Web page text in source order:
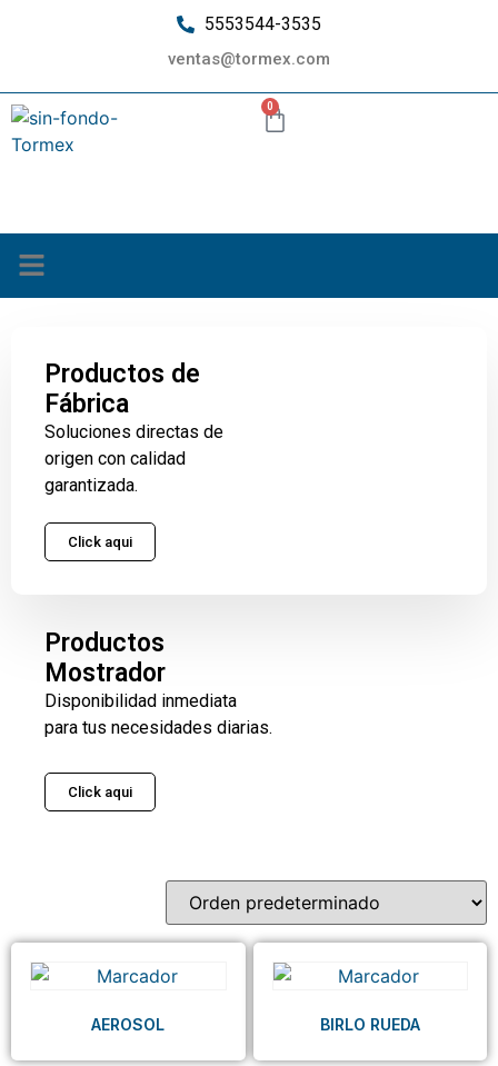
5553544-3535
ventas@tormex.com
0
Productos de
Fábrica
Soluciones directas de
origen con calidad
garantizada.
Click aqui
Productos
Mostrador
Disponibilidad inmediata
para tus necesidades diarias.
Click aqui
AEROSOL BIRLO RUEDA